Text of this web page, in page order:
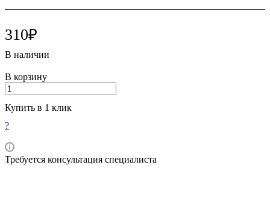
310₽
В наличии
В корзину
Купить в 1 клик
?
Требуется консультация специалиста